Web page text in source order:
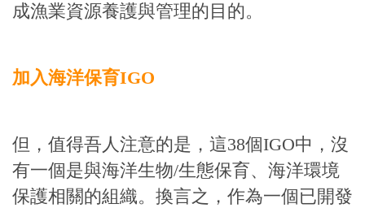
成漁業資源養護與管理的目的。
加入海洋保育IGO
但，值得吾人注意的是，這38個IGO中，沒
有一個是與海洋生物/生態保育、海洋環境
保護相關的組織。換言之，作為一個已開發